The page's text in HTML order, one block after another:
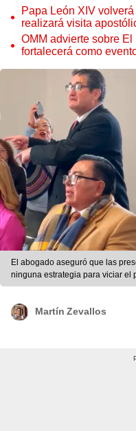
Papa León XIV
realizará visita
OMM advierte sobre
fortalecerá como
El abogado aseguró que las
ninguna estrategia para viciar el proceso. Foto:
República
Martín Zevallos